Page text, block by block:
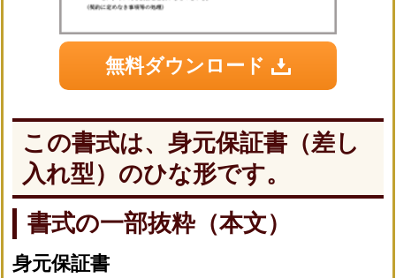
無料ダウンロード
この書式は、身元保証書（差し
入れ型）のひな形です。
書式の一部抜粋（本文）
身元保証書